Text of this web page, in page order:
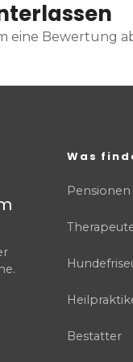
eine Bewertung
Was
Pensionen
Bestatter